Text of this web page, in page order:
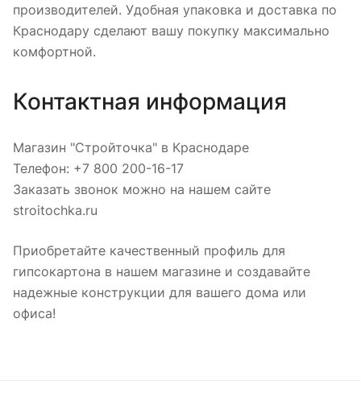
производителей. Удобная упаковка и доставка по
Краснодару сделают вашу покупку максимально
комфортной.
Контактная информация
Магазин "Стройточка" в Краснодаре
Телефон: +7 800 200-16-17
Заказать звонок можно на нашем сайте
stroitochka.ru
Приобретайте качественный профиль для
гипсокартона в нашем магазине и создавайте
надежные конструкции для вашего дома или
офиса!